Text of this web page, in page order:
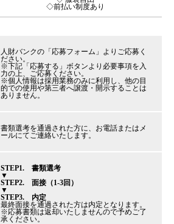
◇前払い制度あり
人財バンクの「応募フォーム」よりご応募く
ださい。
※下記「応募する」ボタンより必要事項を入
力の上、ご応募ください。
※個人情報は採用業務のみに利用し、他の目
的での使用や第三者へ譲渡・開示することは
ありません。
書類選考を通過された方に、お電話またはメ
ールにてご連絡いたします。
STEP1. 書類選考
▼
STEP2. 面接（1-3回）
▼
STEP3. 内定
最終面接を通過された方は内定となります。
※応募書類は返却いたしませんので予めご了
承ください。